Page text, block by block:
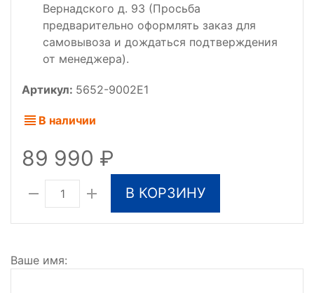
Вернадского д. 93 (Просьба
предварительно оформлять заказ для
самовывоза и дождаться подтверждения
от менеджера).
Артикул: 5652-9002E1
В наличии
89 990
В КОРЗИНУ
Ваше имя